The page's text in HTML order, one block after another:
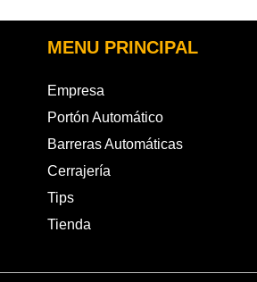
MENU PRINCIPAL
Empresa
Portón Automático
Barreras Automáticas
Cerrajería
Tips
Tienda